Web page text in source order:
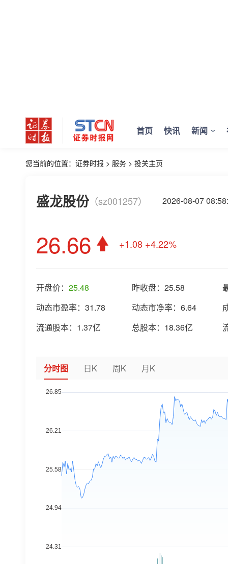
首页 快讯 新闻
您当前的位置： 证券时报 > 服务 > 投关主页
盛龙股份（sz001257） 2026-08-07
26.66 +1.08 +4.22%
开盘价： 25.48 昨收盘： 25.58
动态市盈率： 31.78 动态市净率： 6.64
流通股本： 1.37亿 总股本： 18.36亿
分时图 日K 周K 月K